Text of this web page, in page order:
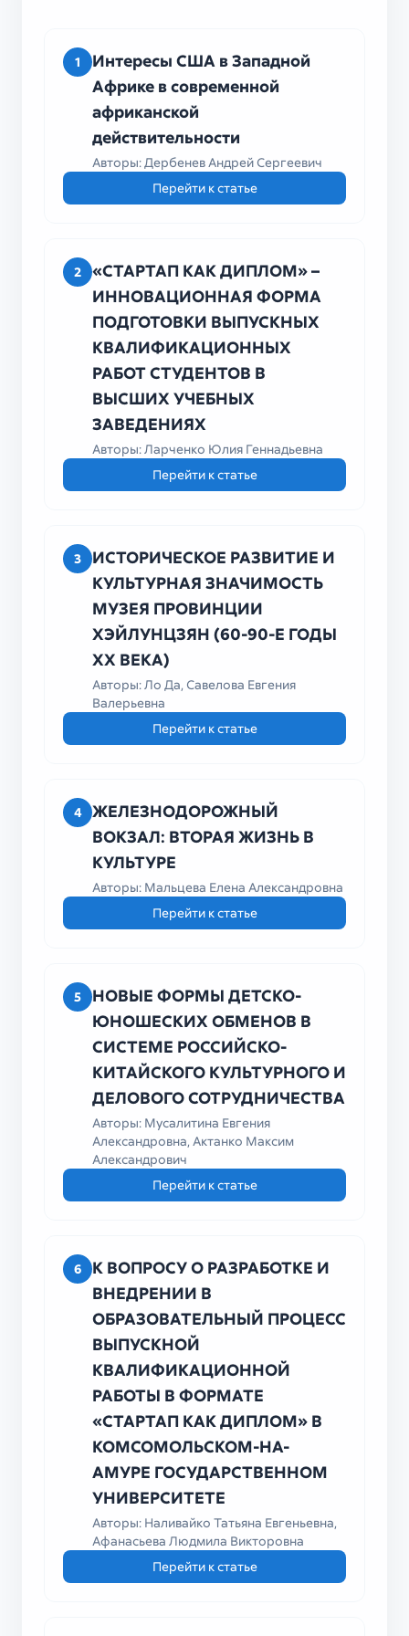
1
Интересы США в Западной
Африке в современной
африканской
действительности
Авторы: Дербенев Андрей Сергеевич
Перейти к статье
2
«СТАРТАП КАК ДИПЛОМ» –
ИННОВАЦИОННАЯ ФОРМА
ПОДГОТОВКИ ВЫПУСКНЫХ
КВАЛИФИКАЦИОННЫХ
РАБОТ СТУДЕНТОВ В
ВЫСШИХ УЧЕБНЫХ
ЗАВЕДЕНИЯХ
Авторы: Ларченко Юлия Геннадьевна
Перейти к статье
3
ИСТОРИЧЕСКОЕ РАЗВИТИЕ И
КУЛЬТУРНАЯ ЗНАЧИМОСТЬ
МУЗЕЯ ПРОВИНЦИИ
ХЭЙЛУНЦЗЯН (60-90-Е ГОДЫ
XX ВЕКА)
Авторы: Ло Да, Савелова Евгения
Валерьевна
Перейти к статье
4
ЖЕЛЕЗНОДОРОЖНЫЙ
ВОКЗАЛ: ВТОРАЯ ЖИЗНЬ В
КУЛЬТУРЕ
Авторы: Мальцева Елена Александровна
Перейти к статье
5
НОВЫЕ ФОРМЫ ДЕТСКО-
ЮНОШЕСКИХ ОБМЕНОВ В
СИСТЕМЕ РОССИЙСКО-
КИТАЙСКОГО КУЛЬТУРНОГО И
ДЕЛОВОГО СОТРУДНИЧЕСТВА
Авторы: Мусалитина Евгения
Александровна, Актанко Максим
Александрович
Перейти к статье
6
К ВОПРОСУ О РАЗРАБОТКЕ И
ВНЕДРЕНИИ В
ОБРАЗОВАТЕЛЬНЫЙ ПРОЦЕСС
ВЫПУСКНОЙ
КВАЛИФИКАЦИОННОЙ
РАБОТЫ В ФОРМАТЕ
«СТАРТАП КАК ДИПЛОМ» В
КОМСОМОЛЬСКОМ-НА-
АМУРЕ ГОСУДАРСТВЕННОМ
УНИВЕРСИТЕТЕ
Авторы: Наливайко Татьяна Евгеньевна,
Афанасьева Людмила Викторовна
Перейти к статье